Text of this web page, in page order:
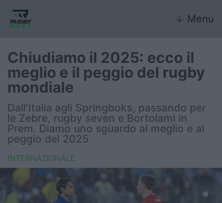
↓ Menu
Nazionale
Nazionali giovanili
Rugby Sevens
FIR
Internazionale
6 Nazioni
Chiudiamo il 2025: ecco il
meglio e il peggio del rugby
mondiale
Dall'Italia agli Springboks, passando per
le Zebre, rugby seven e Bortolami in
Prem. Diamo uno sguardo al meglio e al
peggio del 2025
INTERNAZIONALE